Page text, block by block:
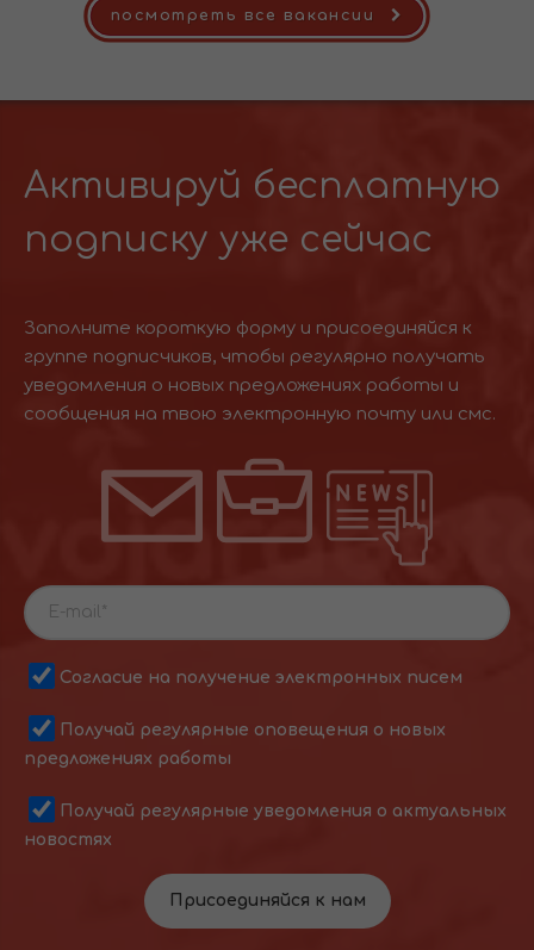
посмотреть все вакансии
Активируй бесплатную
подписку уже сейчас
Заполните короткую форму и присоединяйся к
группе подписчиков, чтобы регулярно получать
уведомления о новых предложениях работы и
сообщения на твою электронную почту или смс.
Согласие на получение электронных писем
Получай регулярные оповещения о новых
предложениях работы
Получай регулярные уведомления о актуальных
новостях
Присоединяйся к нам